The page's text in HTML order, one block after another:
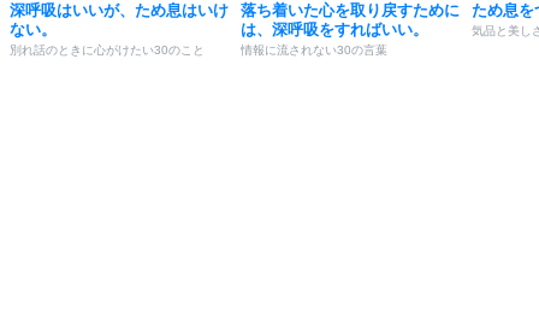
深呼吸はいいが、ため息はいけ
ない。
別れ話のときに心がけたい30のこと
落ち着いた心を取り戻すために
は、深呼吸をすればいい。
情報に流されない30の言葉
ため息を
気品と美し